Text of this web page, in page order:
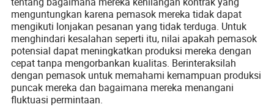
menguntungkan karena pemasok mereka tidak dapat
mengikuti lonjakan pesanan yang tidak terduga. Untuk
menghindari kesalahan seperti itu, nilai apakah pemasok
potensial dapat meningkatkan produksi mereka dengan
cepat tanpa mengorbankan kualitas. Berinteraksilah
dengan pemasok untuk memahami kemampuan produksi
puncak mereka dan bagaimana mereka menangani
fluktuasi permintaan.